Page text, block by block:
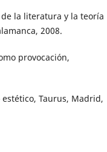
de la literatura y la teoría
2008.
provocación,
Taurus, Madrid,